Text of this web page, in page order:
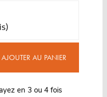
AJOUTER AU PANIER
en 3 ou 4 fois